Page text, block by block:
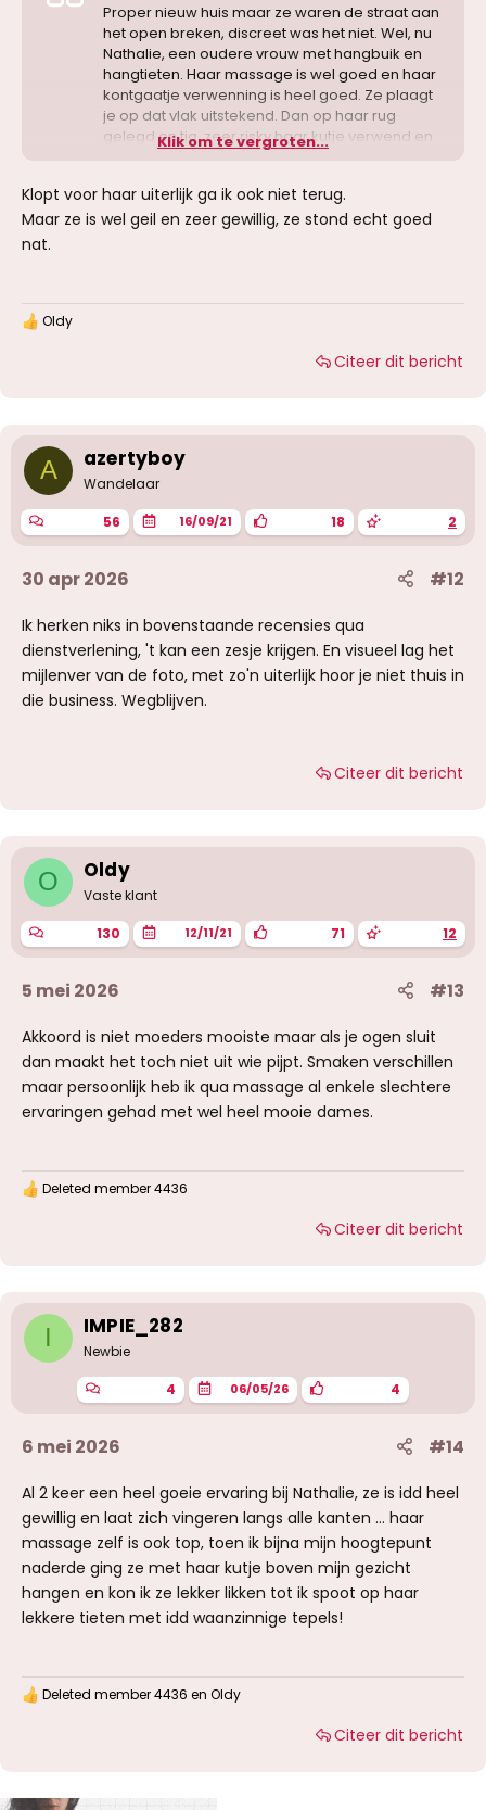
Proper nieuw huis maar ze waren de straat aan
het open breken, discreet was het niet. Wel, nu
Nathalie, een oudere vrouw met hangbuik en
hangtieten. Haar massage is wel goed en haar
kontgaatje verwenning is heel goed. Ze plaagt
je op dat vlak uitstekend. Dan op haar rug
gelegd en tja, zeer risky haar kutje verwend en
gevuld. Herhaling? Als ik nog eens nood heb
Klik om te vergroten...
Klopt voor haar uiterlijk ga ik ook niet terug.
Maar ze is wel geil en zeer gewillig, ze stond echt goed
nat.
W
n
g
n
:
Oldy
Citeer dit bericht
A azertyboy
Wandelaar
56 16/09/21 18 2
30 apr 2026 #12
Ik herken niks in bovenstaande recensies qua
dienstverlening, 't kan een zesje krijgen. En visueel lag het
mijlenver van de foto, met zo'n uiterlijk hoor je niet thuis in
die business. Wegblijven.
Citeer dit bericht
O Oldy
Vaste klant
130 12/11/21 71 12
5 mei 2026 #13
Akkoord is niet moeders mooiste maar als je ogen sluit
dan maakt het toch niet uit wie pijpt. Smaken verschillen
maar persoonlijk heb ik qua massage al enkele slechtere
ervaringen gehad met wel heel mooie dames.
W
n
g
Deleted member 4436
Citeer dit bericht
I IMPIE_282
Newbie
4 06/05/26 4
6 mei 2026 #14
Al 2 keer een heel goeie ervaring bij Nathalie, ze is idd heel
gewillig en laat zich vingeren langs alle kanten ... haar
massage zelf is ook top, toen ik bijna mijn hoogtepunt
naderde ging ze met haar kutje boven mijn gezicht
hangen en kon ik ze lekker likken tot ik spoot op haar
lekkere tieten met idd waanzinnige tepels!
W Deleted member 4436 en Oldy
Citeer dit bericht